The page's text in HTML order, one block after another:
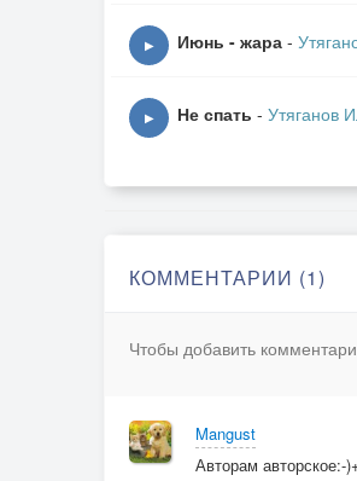
Но своей дамы сердца
▶ Июнь - жара -
▶ Не спать - Утяганов
КОММЕНТАРИИ (1)
Чтобы добавить
Mangust
Авторам авторское:-